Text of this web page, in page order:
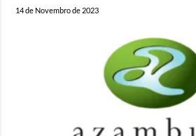
14 de Novembro de 2023